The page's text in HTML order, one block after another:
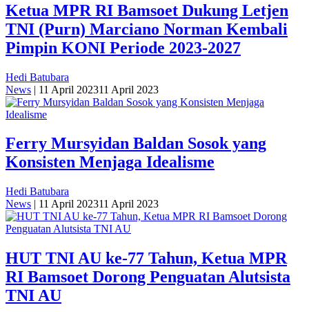
Ketua MPR RI Bamsoet Dukung Letjen
TNI (Purn) Marciano Norman Kembali
Pimpin KONI Periode 2023-2027
Hedi Batubara
News | 11 April 202311 April 2023
Ferry Mursyidan Baldan Sosok yang
Konsisten Menjaga Idealisme
Hedi Batubara
News | 11 April 202311 April 2023
HUT TNI AU ke-77 Tahun, Ketua MPR
RI Bamsoet Dorong Penguatan Alutsista
TNI AU